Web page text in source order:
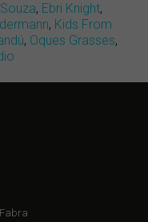
, Ebri Knight,
, Kids From
, Oques Grasses,